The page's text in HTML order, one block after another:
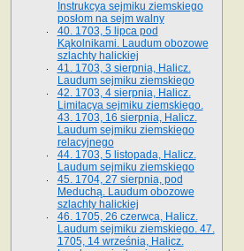
Instrukcya sejmiku ziemskiego
posłom na sejm walny
40. 1703, 5 lipca pod
Kąkolnikami. Laudum obozowe
szlachty halickiej
41­. 1703, 3 sierpnia, Halicz.
Laudum sejmiku ziemskiego
42. 1703, 4 sierpnia, Halicz.
Limitacya sejmiku ziemskiego.
43. 1703, 16 sierpnia, Halicz.
Laudum sejmiku ziemskiego
relacyjnego
44. 1703, 5 listopada, Halicz.
Laudum sejmiku ziemskiego
45. 1704, 27 sierpnia, pod
Meduchą. Laudum obozowe
szlachty halickiej
46. 1705, 26 czerwca, Halicz.
Laudum sejmiku ziemskiego. 47.
1705, 14 września, Halicz.